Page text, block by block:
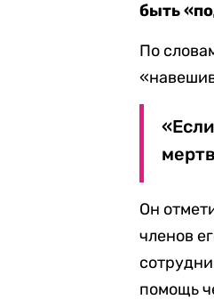
быть
По
Он
членов
помощь